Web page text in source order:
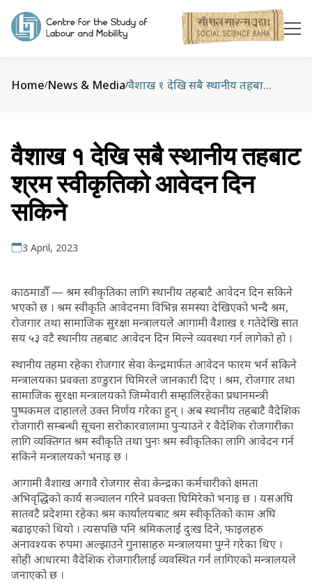
Home/News & Media/ वैशाख १ देखि सबै स्थानीय तहबाट श्रम स्वीकृतिको आवेदन दिन सकिने
वैशाख १ देखि सबै स्थानीय तहबाट
श्रम स्वीकृतिको आवेदन दिन
सकिने
3 April, 2023
काठमाडौँ — श्रम स्वीकृतिका लागि स्थानीय तहबाटै आवेदन दिन सकिने
भएको छ । श्रम स्वीकृति आवेदनमा विभिन्न समस्या देखिएको भन्दै श्रम,
रोजगार तथा सामाजिक सुरक्षा मन्त्रालयले आगामी वैशाख १ गतेदेखि सात
सय ५३ वटै स्थानीय तहबाट आवेदन दिन मिल्ने व्यवस्था गर्न लागेको हो ।
स्थानीय तहमा रहेका रोजगार सेवा केन्द्रमार्फत आवेदन फारम भर्न सकिने
मन्त्रालयका प्रवक्ता डण्डुरान घिमिरले जानकारी दिए । श्रम, रोजगार तथा
सामाजिक सुरक्षा मन्त्रालयको जिम्मेवारी सम्हालिरहेका प्रधानमन्त्री
पुष्पकमल दाहालले उक्त निर्णय गरेका हुन् । अब स्थानीय तहबाटै वैदेशिक
रोजगारी सम्बन्धी सूचना सरोकारवालामा पुर्‍याउने र वैदेशिक रोजगारीका
लागि व्यक्तिगत श्रम स्वीकृति तथा पुनः श्रम स्वीकृतिका लागि आवेदन गर्न
सकिने मन्त्रालयको भनाइ छ ।
आगामी वैशाख अगावै रोजगार सेवा केन्द्रका कर्मचारीको क्षमता
अभिवृद्धिको कार्य सञ्चालन गरिने प्रवक्ता घिमिरेको भनाइ छ । यसअघि
सातवटै प्रदेशमा रहेका श्रम कार्यालयबाट श्रम स्वीकृतिको काम अघि
बढाइएको थियो । त्यसपछि पनि श्रमिकलाई दुःख दिने, फाइलहरु
अनावश्यक रुपमा अल्झाउने गुनासाहरु मन्त्रालयमा पुग्ने गरेका थिए ।
सोही आधारमा वैदेशिक रोजगारीलाई व्यवस्थित गर्न लागिएको मन्त्रालयले
जनाएको छ ।